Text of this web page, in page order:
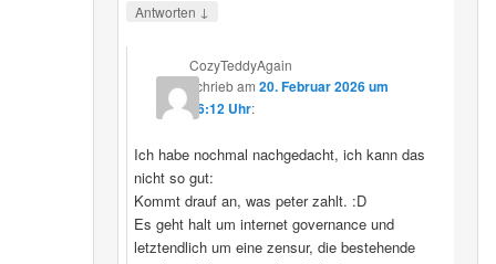
Antworten ↓
CozyTeddyAgain
schriebam20. Februar 2026 um
16:12 Uhr:
Ich habe nochmal nachgedacht, ich kann das
nicht so gut:
Kommt drauf an, was peter zahlt. :D
Es geht halt um internet governance und
letztendlich um eine zensur, die bestehende